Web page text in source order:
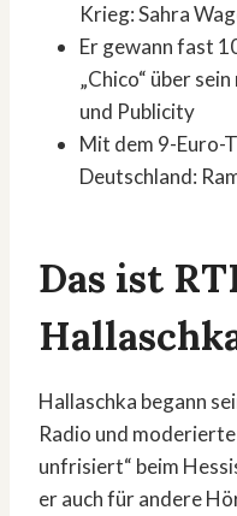
Krieg: Sahra
Er gewann fast
„Chico“ über
und Publicity
Mit dem 9-Euro-
Deutschland:
Das ist
Hallaschka begann
Radio und
unfrisiert“ beim
er auch für andere